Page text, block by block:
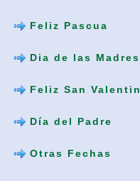
Feliz Pascua
Dia de las Madres
Feliz San Valentin
Día del Padre
Otras Fechas